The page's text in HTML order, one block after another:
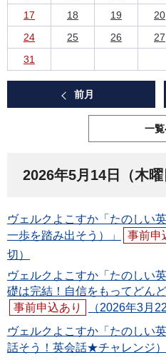
17
18 19 20
24
25 26 27
31
前月
一
2026年5月14日（木
ヴェルクよこすか「たのしい
一歩を踏み出そう）」
事前申
切）
ヴェルクよこすか「たのしい
礎は完結！自信をもってどんど
事前申込あり
（2026年3月
ヴェルクよこすか「たのしい
話そう！英会話★チャレンジ）